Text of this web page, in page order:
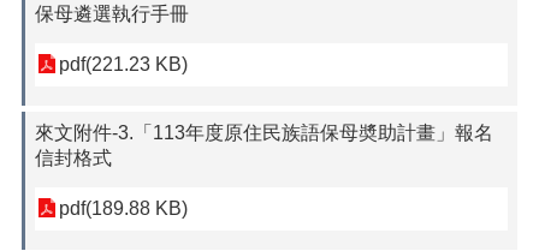
保母遴選執行手冊
pdf(221.23 KB)
來文附件-3.「113年度原住民族語保母奬助計畫」報名
信封格式
pdf(189.88 KB)